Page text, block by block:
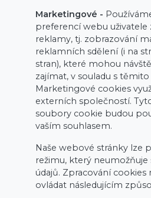
Marketingové -
preferencí webu uživatele
reklamy, tj. zobrazování
reklamních sdělení (i na
stran), které mohou
zajímat, v souladu s
Marketingové cookies
externích společností.
soubory cookie budou
vaším souhlasem.
Naše webové stránky lze
režimu, který
údajů. Zpracování cookies
ovládat následujícím